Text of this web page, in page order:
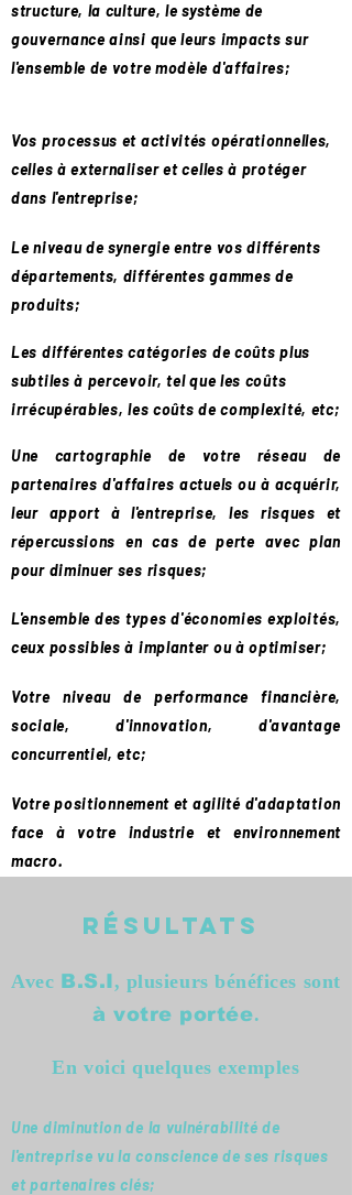
structure, la culture, le système de
gouvernance ainsi que leurs impacts sur
l'ensemble de votre modèle d'affaires;
Vos processus et activités opérationnelles,
celles à externaliser et celles à protéger
dans l'entreprise;
Le niveau de synergie entre vos différents
départements, différentes gammes de
produits;
Les différentes catégories de coûts plus
subtiles à percevoir, tel que les coûts
irrécupérables, les coûts de complexité, etc;
Une cartographie de votre réseau de
partenaires d'affaires actuels ou à acquérir,
leur apport à l'entreprise, les risques et
répercussions en cas de perte avec plan
pour diminuer ses risques;
L'ensemble des types d'économies exploités,
ceux possibles à implanter ou à optimiser;
Votre niveau de performance financière,
sociale, d'innovation, d'avantage
concurrentiel, etc;
Votre positionnement et agilité d'adaptation
face à votre industrie et environnement
macro.
résultats
Avec B.S.I , plusieurs bénéfices sont
à votre portée.
En voici quelques exemples
Une diminution de la vulnérabilité de
l'entreprise vu la conscience de ses risques
et partenaires clés;